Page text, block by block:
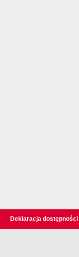
Deklaracja dostępności